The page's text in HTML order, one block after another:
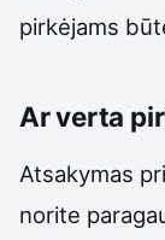
pirkėjams
Ar verta
Atsakymas
norite